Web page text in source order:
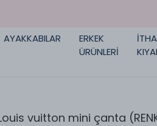
AYAKKABILAR
ERKEK
ÜRÜNLERİ
vuitton mini çanta